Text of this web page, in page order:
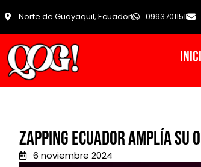
Norte de Guayaquil, Ecuador 0993701151
Zapping Ecuador amplía
6 noviembre 2024